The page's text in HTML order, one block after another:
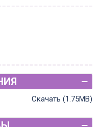
Скачать (1.75MB)